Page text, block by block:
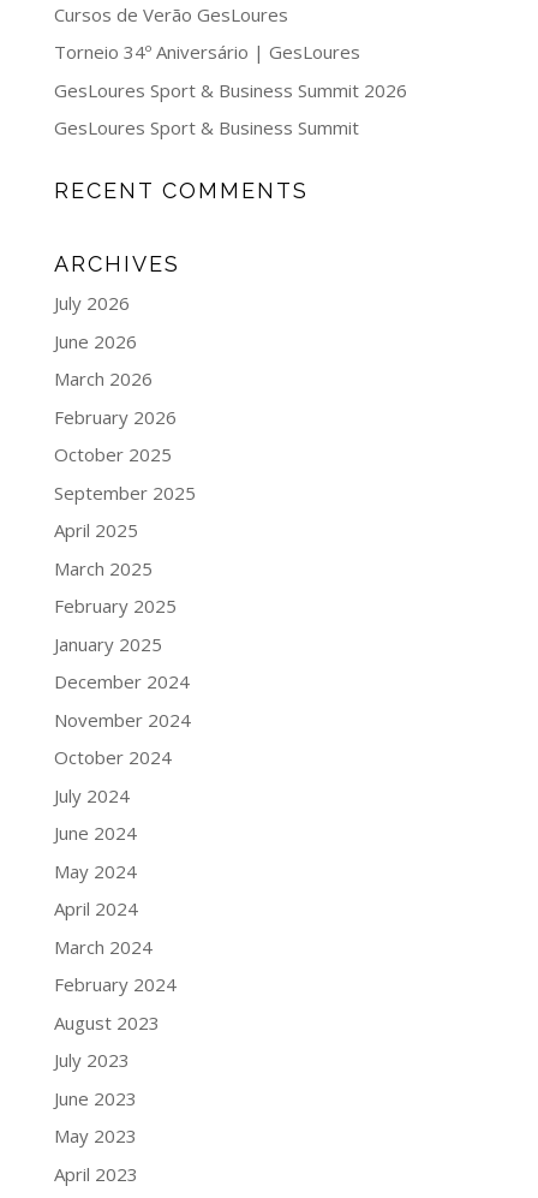
Cursos de Verão GesLoures
Torneio 34º Aniversário | GesLoures
GesLoures Sport & Business Summit 2026
GesLoures Sport & Business Summit
RECENT COMMENTS
ARCHIVES
July 2026
June 2026
March 2026
February 2026
October 2025
September 2025
April 2025
March 2025
February 2025
January 2025
December 2024
November 2024
October 2024
July 2024
June 2024
May 2024
April 2024
March 2024
February 2024
August 2023
July 2023
June 2023
May 2023
April 2023